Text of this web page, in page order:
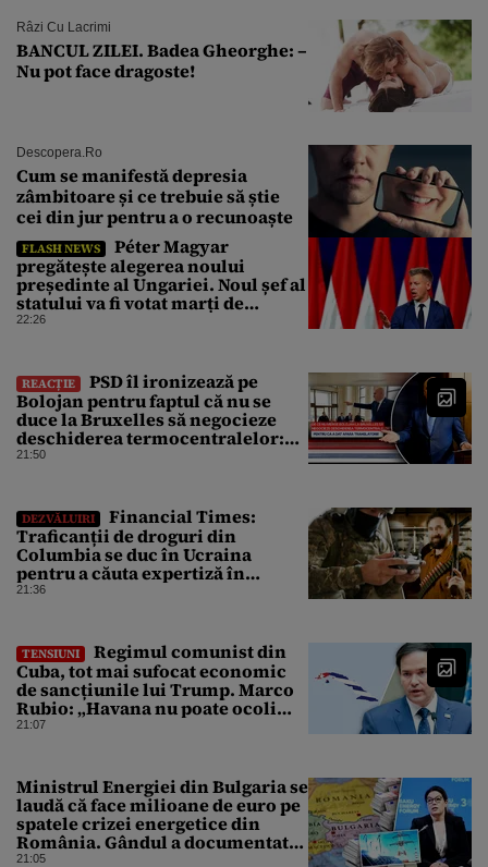
Râzi Cu Lacrimi
BANCUL ZILEI. Badea Gheorghe: –
Nu pot face dragoste!
Descopera.ro
Cum se manifestă depresia
zâmbitoare și ce trebuie să știe
cei din jur pentru a o recunoaște
FLASH NEWS
Péter Magyar
pregătește alegerea noului
președinte al Ungariei. Noul șef al
statului va fi votat marți de
Parlament
22:26
REACȚIE
PSD îl ironizează pe
Bolojan pentru faptul că nu se
duce la Bruxelles să negocieze
deschiderea termocentralelor:
„Pentru că a dat afară
21:50
DEZVĂLUIRI
Financial Times:
Traficanții de droguri din
Columbia se duc în Ucraina
pentru a căuta expertiză în
domeniul dronelor
21:36
TENSIUNI
Regimul comunist din
Cuba, tot mai sufocat economic
de sancțiunile lui Trump. Marco
Rubio: „Havana nu poate ocoli
sancțiunile prin mimat reforme”
21:07
Ministrul Energiei din Bulgaria se
laudă că face milioane de euro pe
spatele crizei energetice din
România. Gândul a documentat
cazul
21:05